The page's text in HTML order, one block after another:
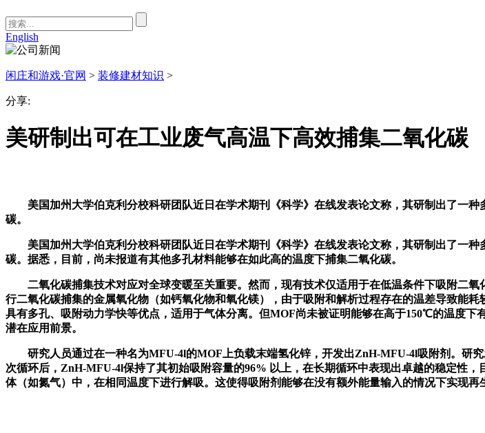
English
闲庄和游戏·官网 > 装修建材知识 >
分享:
美研制出可在工业废气高温下高效捕集二氧化碳
美国加州大学伯克利分校科研团队近日在学术期刊《科学》在线发表论文称，其研制出了一
碳。
美国加州大学伯克利分校科研团队近日在学术期刊《科学》在线发表论文称，其研制出了一
碳。据悉，目前，尚未报道有其他多孔材料能够在如此高的温度下捕集二氧化碳。
二氧化碳捕集技术对应对全球变暖至关重要。然而，现有技术仅适用于在低温条件下吸附二
行二氧化碳捕集的金属氧化物（如钙氧化物和氧化镁），由于吸附和解析过程存在的温差导致能
具有多孔、吸附动力学快等优点，适用于气体分离。但MOF尚未被证明能够在高于150℃的温度
潜在应用前景。
研究人员通过在一种名为MFU-4l的MOF上负载末端氢化锌，开发出ZnH-MFU-4l吸附剂。研究
次循环后，ZnH-MFU-4l保持了其初始吸附容量的96% 以上，在长期循环中表现出卓越的稳定性
体（如氮气）中，在相同温度下进行解吸。这使得吸附剂能够在没有额外能量输入的情况下实现再